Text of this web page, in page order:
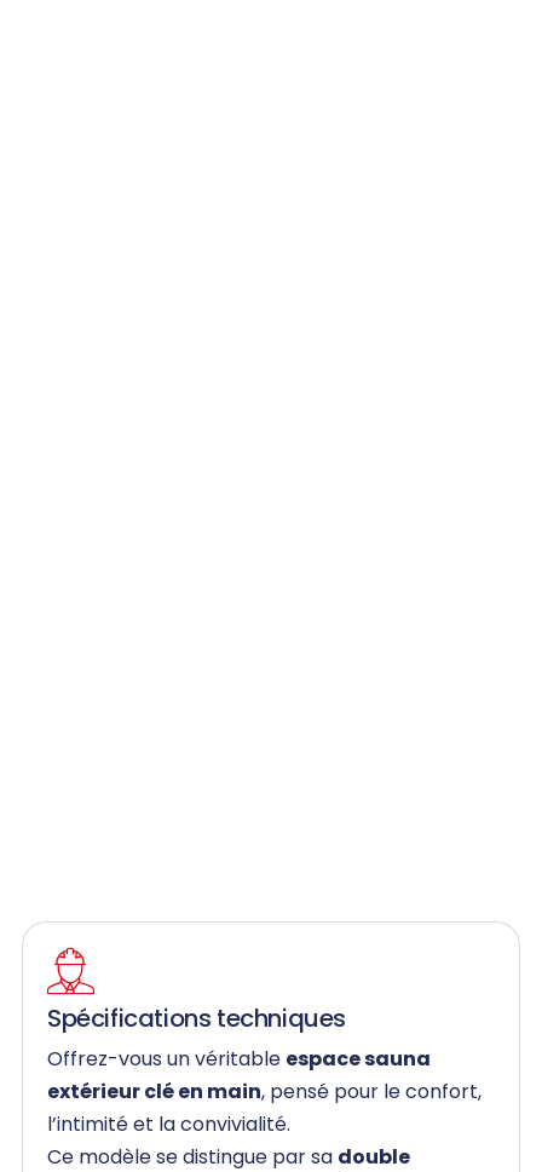
Spécifications techniques
Offrez-vous un véritable espace sauna
extérieur clé en main, pensé pour le confort,
l’intimité et la convivialité.
Ce modèle se distingue par sa double